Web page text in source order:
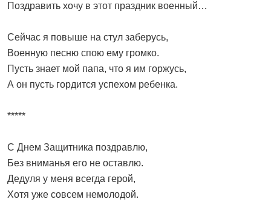
Поздравить хочу в этот праздник военный…
Сейчас я повыше на стул заберусь,
Военную песню спою ему громко.
Пусть знает мой папа, что я им горжусь,
А он пусть гордится успехом ребенка.
*****
С Днем Защитника поздравлю,
Без вниманья его не оставлю.
Дедуля у меня всегда герой,
Хотя уже совсем немолодой.